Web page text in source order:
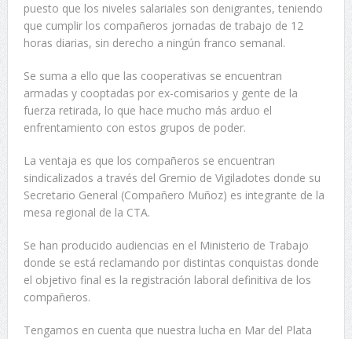
puesto que los niveles salariales son denigrantes, teniendo
que cumplir los compañeros jornadas de trabajo de 12
horas diarias, sin derecho a ningún franco semanal.
Se suma a ello que las cooperativas se encuentran
armadas y cooptadas por ex-comisarios y gente de la
fuerza retirada, lo que hace mucho más arduo el
enfrentamiento con estos grupos de poder.
La ventaja es que los compañeros se encuentran
sindicalizados a través del Gremio de Vigiladotes donde su
Secretario General (Compañero Muñoz) es integrante de la
mesa regional de la CTA.
Se han producido audiencias en el Ministerio de Trabajo
donde se está reclamando por distintas conquistas donde
el objetivo final es la registración laboral definitiva de los
compañeros.
Tengamos en cuenta que nuestra lucha en Mar del Plata